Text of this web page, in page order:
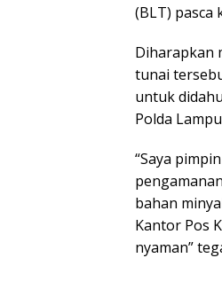
(BLT) pasca
Diharapkan
tunai
untuk
Polda
“Saya
bahan
Kantor Pos
nyaman”